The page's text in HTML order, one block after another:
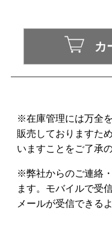
※在庫管理には万全
販売しておりますた
いますことをご了承
※弊社からのご連絡
ます。モバイルで受
メールが受信できる